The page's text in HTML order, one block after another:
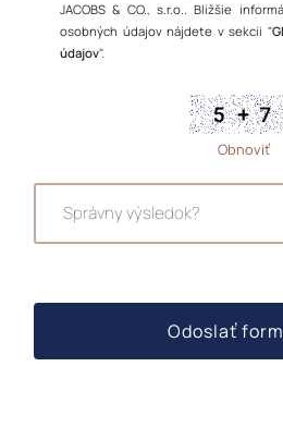
JACOBS & CO., s.r.o.. Bližšie
osobných údajov nájdete v sekcii "
údajov".
Obnoviť